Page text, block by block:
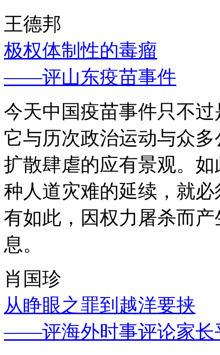
王德邦
极权体制性的毒瘤
——评山东疫苗事件
今天中国疫苗事件只不
它与历次政治运动与众
扩散肆虐的应有景观。
种人道灾难的延续，就
有如此，因权力屠杀而
息。
肖国珍
从睁眼之罪到越洋要挟
——评海外时事评论家长